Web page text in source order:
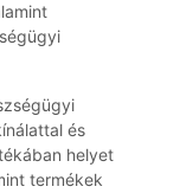
és
helyet
termékek